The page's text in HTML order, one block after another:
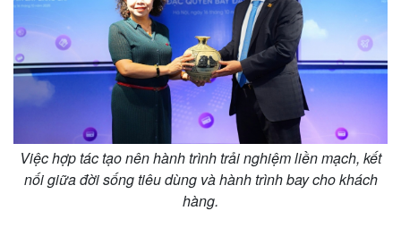
Pháp luật
Vụ án
Tin nóng
Tư vấn luật
Quân sự - Quốc phòng
Vũ khí
Việt Nam
Phân tích
Việc hợp tác tạo nên hành trình trải nghiệm liền mạch, kết
nối giữa đời sống tiêu dùng và hành trình bay cho khách
hàng.